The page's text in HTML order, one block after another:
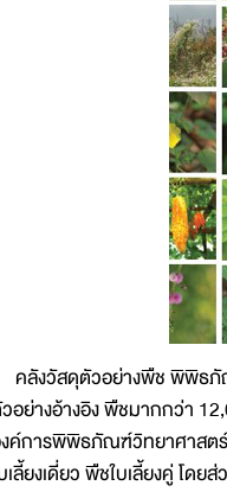
คลังวัสดุตัวอย่างพืช พิพิธภั
อย่างอ้างอิง พืชมากกว่า
ค์การพิพิธภัณฑ์วิทยาศาสตร์
เลี้ยงเดี่ยว พืชใบเลี้ยงคู่ โด